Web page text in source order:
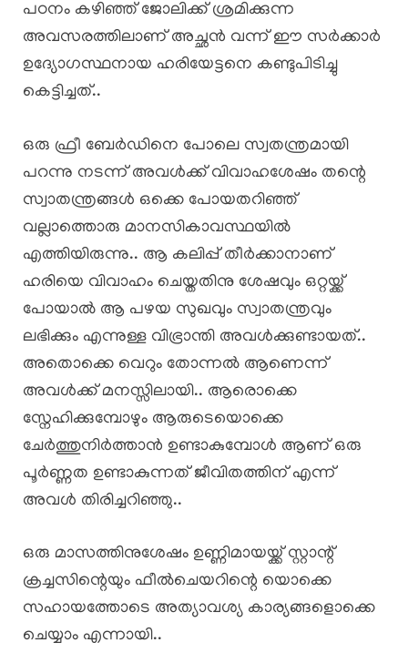
പഠനം കഴിഞ്ഞ് ജോലിക്ക് ശ്രമിക്കുന്ന
അവസരത്തിലാണ് അച്ഛൻ വന്ന് ഈ സർക്കാർ
ഉദ്യോഗസ്ഥനായ ഹരിയേട്ടനെ കണ്ടുപിടിച്ചു
കെട്ടിച്ചത്..
ഒരു ഫ്രീ ബേർഡിനെ പോലെ സ്വതന്ത്രമായി
പറന്നു നടന്ന് അവൾക്ക് വിവാഹശേഷം തന്റെ
സ്വാതന്ത്രങ്ങൾ ഒക്കെ പോയതറിഞ്ഞ്
വല്ലാത്തൊരു മാനസികാവസ്ഥയിൽ
എത്തിയിരുന്നു.. ആ കലിപ്പ് തീർക്കാനാണ്
ഹരിയെ വിവാഹം ചെയ്തതിനു ശേഷവും ഒറ്റയ്ക്ക്
പോയാൽ ആ പഴയ സുഖവും സ്വാതന്ത്രവും
ലഭിക്കും എന്നുള്ള വിഭ്രാന്തി അവൾക്കുണ്ടായത്..
അതൊക്കെ വെറും തോന്നൽ ആണെന്ന്
അവൾക്ക് മനസ്സിലായി.. ആരൊക്കെ
സ്നേഹിക്കുമ്പോഴും ആരുടെയൊക്കെ
ചേർത്തുനിർത്താൻ ഉണ്ടാകുമ്പോൾ ആണ് ഒരു
പൂർണ്ണത ഉണ്ടാകുന്നത് ജീവിതത്തിന് എന്ന്
അവൾ തിരിച്ചറിഞ്ഞു..
ഒരു മാസത്തിനുശേഷം ഉണ്ണിമായയ്ക്ക് സ്റ്റാന്റ്
ക്രച്ചസിന്റെയും ഫീൽചെയറിന്റെ യൊക്കെ
സഹായത്തോടെ അത്യാവശ്യ കാര്യങ്ങളൊക്കെ
ചെയ്യാം എന്നായി..